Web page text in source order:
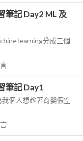
筆記 Day2 ML 及
learning分成三個
筆記 Day1
個人想趁著育嬰假空